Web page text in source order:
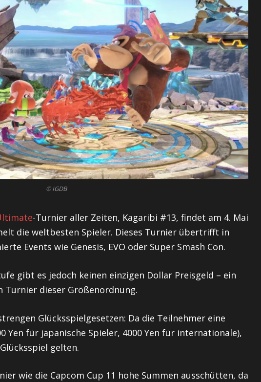
© IGDB
-Turnier aller Zeiten, Kagaribi #13, findet am 4. Mai
die weltbesten Spieler. Dieses Turnier übertrifft in
Events wie Genesis, EVO oder Super Smash Con.
gibt es jedoch keinen einzigen Dollar Preisgeld – ein
dieser Größenordnung.
Glücksspielgesetzen: Da die Teilnehmer eine
Yen für japanische Spieler, 4000 Yen für internationale),
gelten.
wie die Capcom Cup 11 hohe Summen ausschütten, da